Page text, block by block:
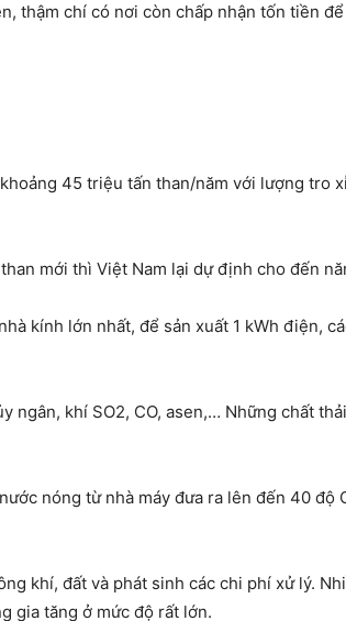
thậm chí có nơi còn chấp nhận tốn tiền
45 triệu tấn than/năm với lượng tro
mới thì Việt Nam lại dự định cho đến
kính lớn nhất, để sản xuất 1 kWh điện,
khí SO2, CO, asen,… Những chất
nóng từ nhà máy đưa ra lên đến 40 độ
khí, đất và phát sinh các chi phí xử lý.
gia tăng ở mức độ rất lớn.